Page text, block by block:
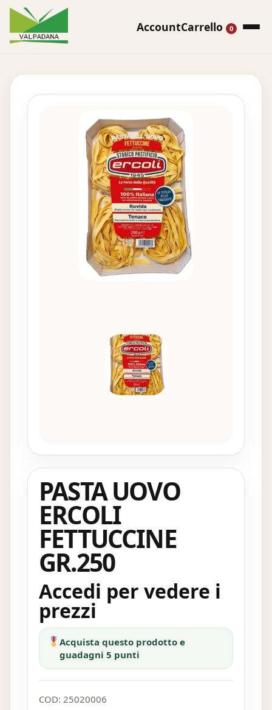
AccountCarrello 0
PASTA UOVO
ERCOLI
FETTUCCINE
GR.250
Accedi per vedere i
prezzi
Acquista questo prodotto e
guadagni 5 punti
COD: 25020006